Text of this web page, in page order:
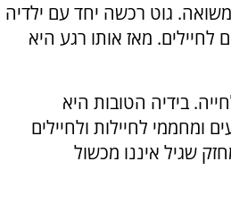
תדליק משואה. גוט רכשה יחד עם ילדיה
מאז אותו רגע היא
בידיה הטובות היא
לחיילות ולחיילים
שגיל איננו מכשול